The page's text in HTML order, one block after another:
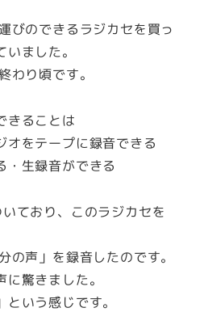
びのできるラジカセを買っ
ました。
わり頃です。
きることは
オをテープに録音できる
・生録音ができる
ており、このラジカセを
の声」を録音したのです。
驚きました。
という感じです。